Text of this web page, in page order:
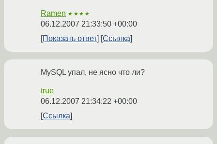
Ramen ★★★★
06.12.2007 21:33:50 +00:00
Показать ответ
Ссылка
MySQL упал, не ясно что ли?
true
06.12.2007 21:34:22 +00:00
Ссылка